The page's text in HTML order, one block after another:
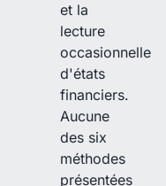
et la
lecture
occasionnelle
d'états
financiers.
Aucune
des six
méthodes
présentées